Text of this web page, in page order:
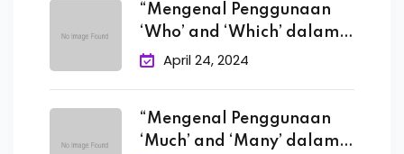
“Mengenal Penggunaan
‘Who’ and ‘Which’ dalam
Bahasa
April 24, 2024
“Mengenal Penggunaan
‘Much’ and ‘Many’ dalam